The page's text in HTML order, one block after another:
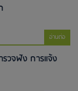
อ่านต่อ
รวจฟัง การแจ้ง